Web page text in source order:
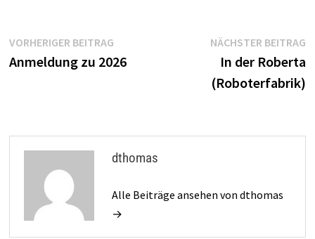
Beitragsnavigation
VORHERIGER BEITRAGVorheriger
Beitrag:
Anmeldung zu 2026
NÄCHSTER BEITRAG
In der Roberta
(Roboterfabrik)
dthomas
Alle Beiträge ansehen von dthomas
→